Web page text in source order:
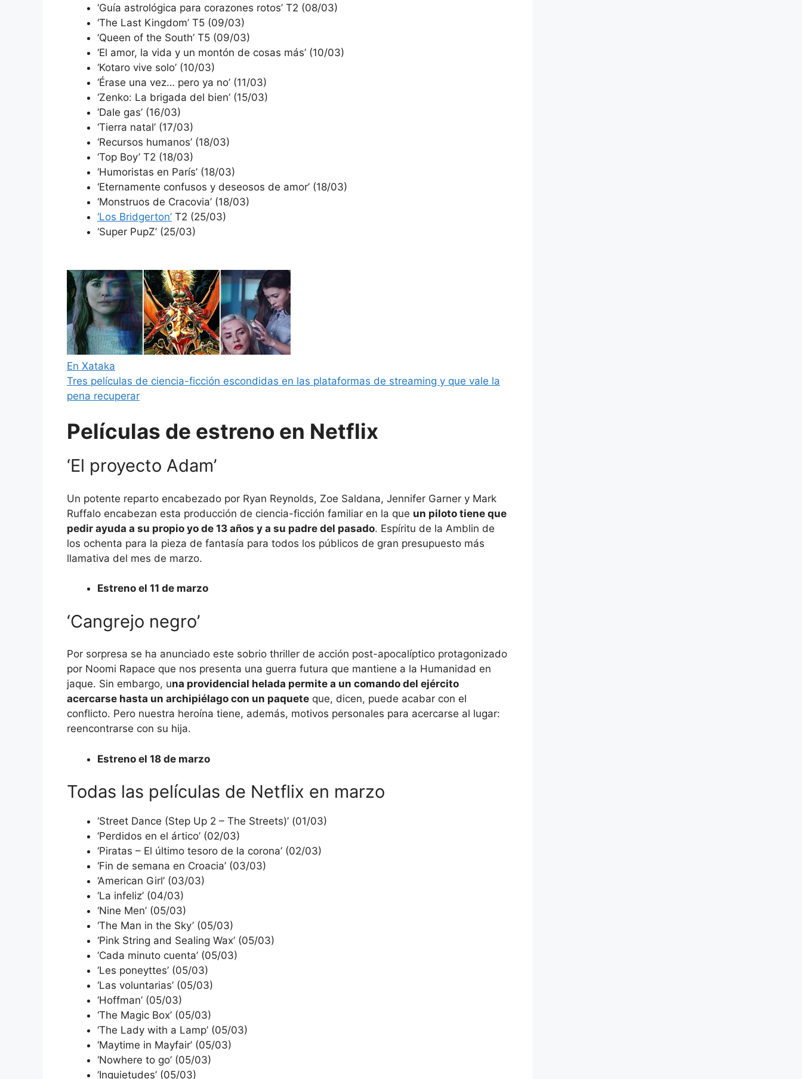
‘Guía astrológica para corazones rotos’ T2 (08/03)
‘The Last Kingdom’ T5 (09/03)
‘Queen of the South’ T5 (09/03)
‘El amor, la vida y un montón de cosas más’ (10/03)
‘Kotaro vive solo’ (10/03)
‘Érase una vez… pero ya no’ (11/03)
‘Zenko: La brigada del bien’ (15/03)
‘Dale gas’ (16/03)
‘Tierra natal’ (17/03)
‘Recursos humanos’ (18/03)
‘Top Boy’ T2 (18/03)
‘Humoristas en París’ (18/03)
‘Eternamente confusos y deseosos de amor’ (18/03)
‘Monstruos de Cracovia’ (18/03)
‘Los Bridgerton’ T2 (25/03)
‘Super PupZ’ (25/03)
En Xataka
Tres películas de ciencia-ficción escondidas en las plataformas de streaming y que vale la
pena recuperar
Películas de estreno en Netflix
‘El proyecto Adam’
Un potente reparto encabezado por Ryan Reynolds, Zoe Saldana, Jennifer Garner y Mark
Ruffalo encabezan esta producción de ciencia-ficción familiar en la que un piloto tiene que
pedir ayuda a su propio yo de 13 años y a su padre del pasado. Espíritu de la Amblin de
los ochenta para la pieza de fantasía para todos los públicos de gran presupuesto más
llamativa del mes de marzo.
Estreno el 11 de marzo
‘Cangrejo negro’
Por sorpresa se ha anunciado este sobrio thriller de acción post-apocalíptico protagonizado
por Noomi Rapace que nos presenta una guerra futura que mantiene a la Humanidad en
jaque. Sin embargo, una providencial helada permite a un comando del ejército
acercarse hasta un archipiélago con un paquete que, dicen, puede acabar con el
conflicto. Pero nuestra heroína tiene, además, motivos personales para acercarse al lugar:
reencontrarse con su hija.
Estreno el 18 de marzo
Todas las películas de Netflix en marzo
‘Street Dance (Step Up 2 – The Streets)’ (01/03)
‘Perdidos en el ártico’ (02/03)
‘Piratas – El último tesoro de la corona’ (02/03)
‘Fin de semana en Croacia’ (03/03)
‘American Girl’ (03/03)
‘La infeliz’ (04/03)
‘Nine Men’ (05/03)
‘The Man in the Sky’ (05/03)
‘Pink String and Sealing Wax’ (05/03)
‘Cada minuto cuenta’ (05/03)
‘Les poneyttes’ (05/03)
‘Las voluntarias’ (05/03)
‘Hoffman’ (05/03)
‘The Magic Box’ (05/03)
‘The Lady with a Lamp’ (05/03)
‘Maytime in Mayfair’ (05/03)
‘Nowhere to go’ (05/03)
‘Inquietudes’ (05/03)